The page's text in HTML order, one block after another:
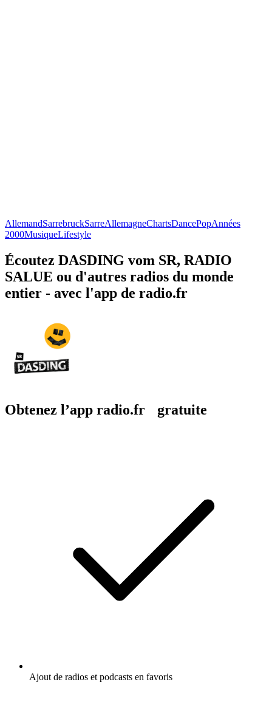
AllemandSarrebruckSarreAllemagneChartsDancePopAnnées
2000MusiqueLifestyle
Écoutez DASDING vom SR, RADIO
SALUE ou d'autres radios du monde
entier - avec l'app de radio.fr
Obtenez l’app radio.fr gratuite
Ajout de radios et podcasts en favoris